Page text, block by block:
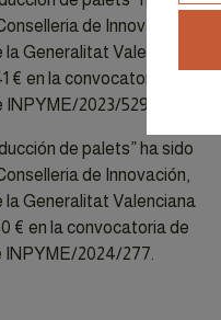
de Innovación,
Generalitat Valenciana
€ en la convocatoria de
INPYME/2023/529.
de palets” ha sido
de Innovación,
la Generalitat Valenciana
€ en la convocatoria de
INPYME/2024/277.